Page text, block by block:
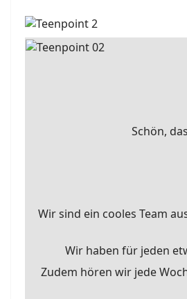
Schön,
Wir sind ein cooles Team
Wir haben für jeden
Zudem hören wir jede